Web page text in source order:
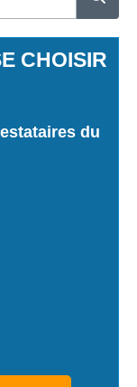
CHOISIR
du